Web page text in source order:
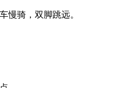
慢骑，双脚跳远。